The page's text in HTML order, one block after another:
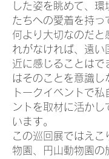
した姿を眺めて、環
たちへの愛着を持っ
何より大切なのだと
れがなければ、遠い
近に感じることはで
はそのことを意識し
トークイベントで私
ントを取材に活かし
います。
この巡回展ではえこ
物園、円山動物園の